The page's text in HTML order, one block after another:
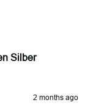
Silber
2 months ago